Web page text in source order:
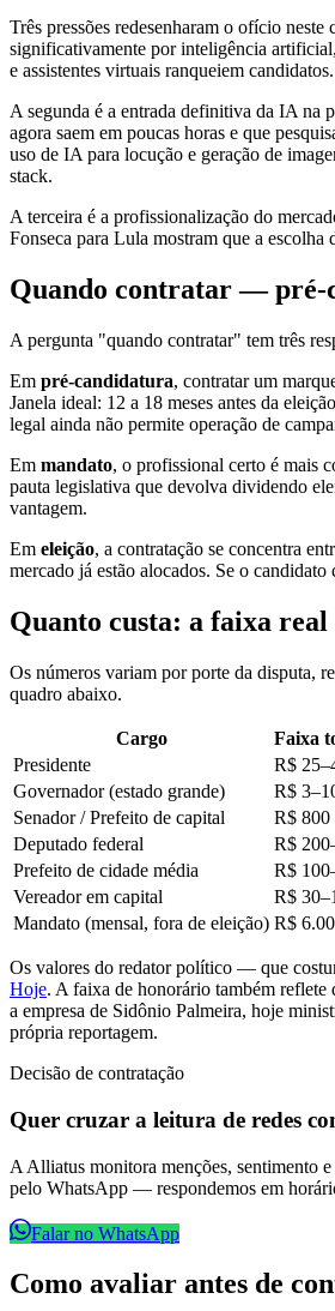
Três pressões redesenharam o ofício
significativamente por inteligência
e assistentes virtuais ranqueiem
A segunda é a entrada definitiva da IA na
agora saem em poucas horas e que
uso de IA para locução e geração de
stack.
A terceira é a profissionalização do
Fonseca para Lula mostram que a
Quando contratar — pré-
A pergunta "quando contratar" tem três
Em pré-candidatura, contratar um
Janela ideal: 12 a 18 meses antes da
legal ainda não permite operação de
Em mandato, o profissional certo é mais
pauta legislativa que devolva dividendo
vantagem.
Em eleição, a contratação se concentra
mercado já estão alocados. Se o
Quanto custa: a faixa
Os números variam por porte da disputa,
quadro abaixo.
Cargo Faixa
Presidente
R$
Governador (estado grande)
R$
Senador / Prefeito de capital
R$ 800
Deputado federal
R$
Prefeito de cidade média
R$
Vereador em capital
R$
Mandato (mensal, fora de eleição) R$
Os valores do redator político — que
Hoje. A faixa de honorário também reflete
a empresa de Sidônio Palmeira, hoje
própria reportagem.
Decisão de contratação
Quer cruzar a leitura de redes
A Alliatus monitora menções, sentimento
pelo WhatsApp — respondemos em
Falar no WhatsApp
Como avaliar antes de